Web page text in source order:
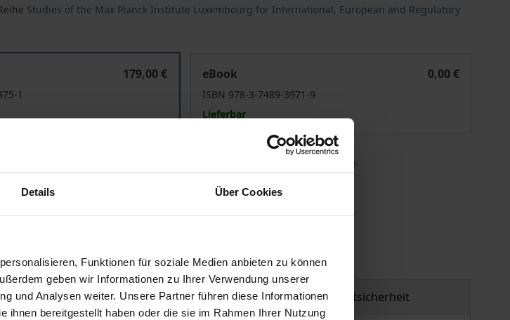
Details Über Cookies
Funktionen für soziale Medien anbieten zu können
geben wir Informationen zu Ihrer Verwendung unserer
und Analysen weiter. Unsere Partner führen diese Informationen
ihnen bereitgestellt haben oder die sie im Rahmen Ihrer Nutzung
Studies of the Max Planck Institute Luxembourg for International, European and Regulatory
179,00 €
1
eBook
0,00 €
ISBN 978-3-7489-3971-9
Lieferbar
Abhängig von der Lieferadresse kann die MwSt. an der Kasse variieren.
Zusatzmaterial Produktsicherheit